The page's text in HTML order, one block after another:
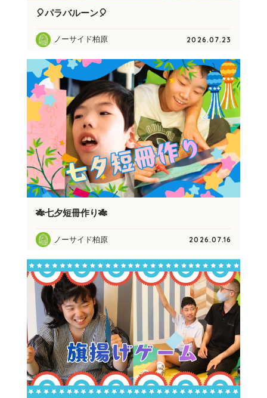
🎈パラバルーン🎈
ノーサイド柏原 2026.07.23
🎋七夕短冊作り🎋
ノーサイド柏原 2026.07.16